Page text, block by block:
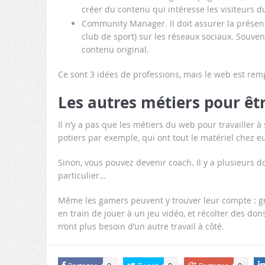
créer du contenu qui intéresse les visiteurs
Community Manager. Il doit assurer la
club de sport) sur les réseaux sociaux.
contenu original.
Ce sont 3 idées de professions, mais le web est
Les autres métiers pour
Il n’y a pas que les métiers du web pour travailler à
potiers par exemple, qui ont tout le matériel chez
Sinon, vous pouvez devenir coach. Il y a plusieurs
particulier…
Même les gamers peuvent y trouver leur compte :
en train de jouer à un jeu vidéo, et récolter des
n’ont plus besoin d’un autre travail à côté.